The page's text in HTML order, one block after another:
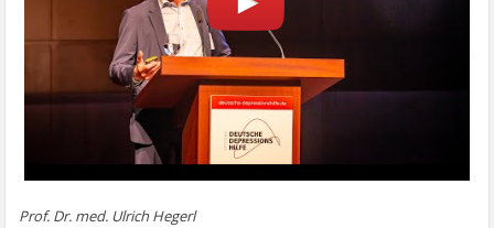
Prof. Dr. med. Ulrich Hegerl